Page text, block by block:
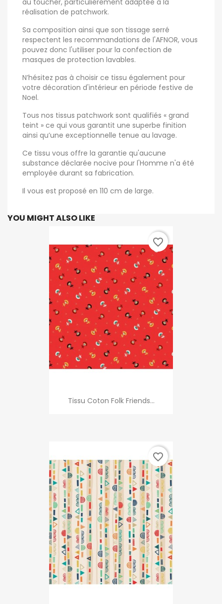
au toucher, particulièrement adaptée à la
réalisation de patchwork.
Sa composition ainsi que son tissage serré
respectent les recommandations de l'AFNOR, vous
pouvez donc l'utiliser pour la confection de
masques de protection lavables.
N’hésitez pas à choisir ce tissu également pour
votre décoration d'intérieur en période festive de
Noel.
Tous nos tissus patchwork sont qualifiés « grand
teint » ce qui vous garantit une superbe finition
ainsi qu’une exceptionnelle tenue au lavage.
Ce tissu vous offre la garantie qu'aucune
substance déclarée nocive pour l'Homme n'a été
employée durant sa fabrication.
Il vous est proposé en 110 cm de large.
YOU MIGHT ALSO LIKE
Tissu Coton Folk Friends...
favorite_border
favorite_border